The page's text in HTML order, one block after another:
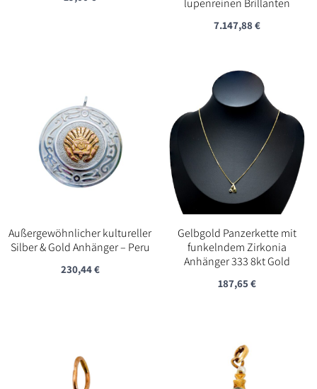
lupenreinen Brillanten
7.147,88€
Außergewöhnlicher kultureller
Silber & Gold Anhänger – Peru
230,44€
Gelbgold Panzerkette mit
funkelndem Zirkonia
Anhänger 333 8kt Gold
187,65 €